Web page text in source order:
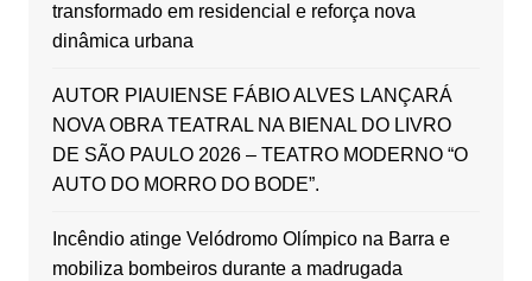
transformado em residencial e reforça nova
dinâmica urbana
AUTOR PIAUIENSE FÁBIO ALVES LANÇARÁ
NOVA OBRA TEATRAL NA BIENAL DO LIVRO
DE SÃO PAULO 2026 – TEATRO MODERNO “O
AUTO DO MORRO DO BODE”.
Incêndio atinge Velódromo Olímpico na Barra e
mobiliza bombeiros durante a madrugada